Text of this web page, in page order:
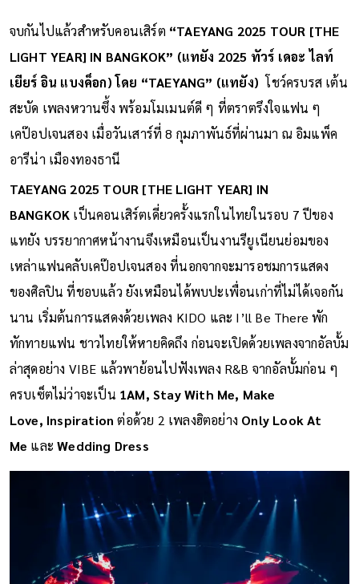
จบกันไปแล้วสำหรับคอนเสิร์ต “TAEYANG 2025 TOUR [THE
LIGHT YEAR] IN BANGKOK” (แทยัง 2025 ทัวร์ เดอะ ไลท์
เยียร์ อิน แบงค็อก) โดย “TAEYANG” (แทยัง) โชว์ครบรส เต้น
สะบัด เพลงหวานซึ้ง พร้อมโมเมนต์ดี ๆ ที่ตราตรึงใจแฟน ๆ
เคป๊อปเจนสอง เมื่อวันเสาร์ที่ 8 กุมภาพันธ์ที่ผ่านมา ณ อิมแพ็ค
อารีน่า เมืองทองธานี
TAEYANG 2025 TOUR [THE LIGHT YEAR] IN
BANGKOK เป็นคอนเสิร์ตเดี่ยวครั้งแรกในไทยในรอบ 7 ปีของ
แทยัง บรรยากาศหน้างานจึงเหมือนเป็นงานรียูเนียนย่อมของ
เหล่าแฟนคลับเคป๊อปเจนสอง ที่นอกจากจะมารอชมการแสดง
ของศิลปิน ที่ชอบแล้ว ยังเหมือนได้พบปะเพื่อนเก่าที่ไม่ได้เจอกัน
นาน เริ่มต้นการแสดงด้วยเพลง KIDO และ I’ll Be There พัก
ทักทายแฟน ชาวไทยให้หายคิดถึง ก่อนจะเปิดด้วยเพลงจากอัลบั้ม
ล่าสุดอย่าง VIBE แล้วพาย้อนไปฟังเพลง R&B จากอัลบั้มก่อน ๆ
ครบเซ็ตไม่ว่าจะเป็น 1AM, Stay With Me, Make
Love, Inspiration ต่อด้วย 2 เพลงฮิตอย่าง Only Look At
Me และWedding Dress